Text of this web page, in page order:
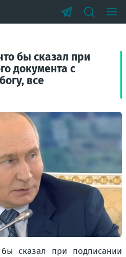
бы сказал при
документа с
все
сказал при подписании